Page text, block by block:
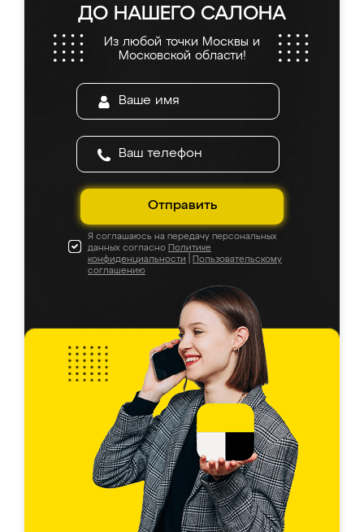
ДО НАШЕГО САЛОНА
Из любой точки Москвы и
Московской области!
Отправить
Я соглашаюсь на передачу персональных
данных согласно Политике
конфиденциальности
Пользовательскому
соглашению